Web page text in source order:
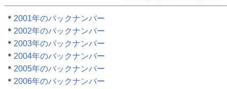
＊ 2001年のバックナンバー
＊ 2002年のバックナンバー
＊ 2003年のバックナンバー
＊ 2004年のバックナンバー
＊ 2005年のバックナンバー
＊ 2006年のバックナンバー